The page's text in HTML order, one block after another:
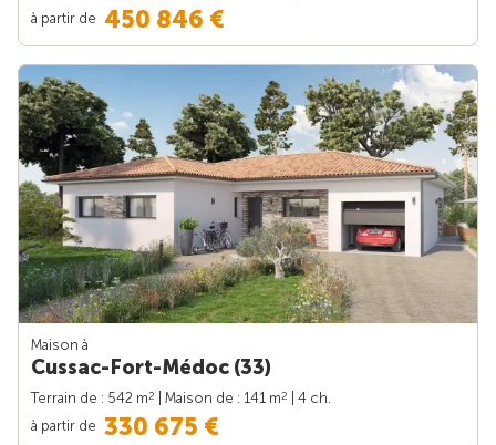
à partir de 450 846 €
Maison à
Cussac-Fort-Médoc (33)
Terrain de : 542 m2 | Maison de : 141 m2
| 4 ch.
à partir de 330 675 €